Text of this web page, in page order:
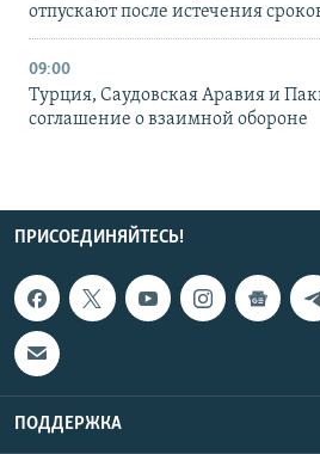
отпускают после истечения
09:00
Турция, Саудовская Аравия и
соглашение о взаимной обороне
ПРИСОЕДИНЯЙТЕСЬ!
ПОДДЕРЖКА